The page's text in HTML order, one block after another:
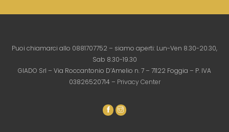
Puoi chiamarci allo 0881707752 – siamo aperti: Lun-Ven 8.30-20.30,
Sab 8.30-19.30
GIADO Srl – Via Roccantonio D’Amelio n. 7 – 71122 Foggia – P. IVA
03826520714 – Privacy Center